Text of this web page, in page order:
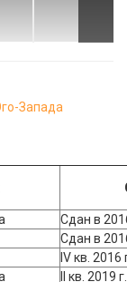
Запада
Сдан в
Сдан в
IV кв. 2016
II кв. 2019 г.